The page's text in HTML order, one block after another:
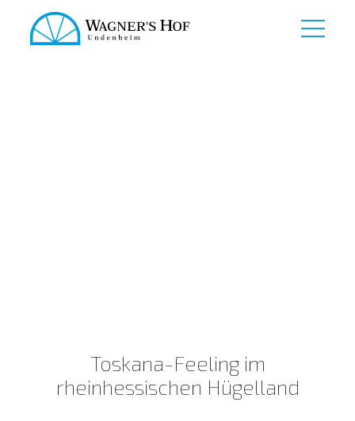
Toskana-Feeling im
rheinhessischen Hügelland